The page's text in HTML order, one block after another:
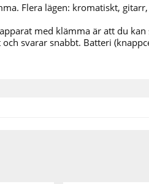
Flera lägen: kromatiskt,
med klämma är att du
svarar snabbt. Batteri